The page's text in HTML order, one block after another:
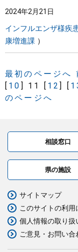
2024年2月21日
インフルエンザ様疾
康増進課
最初のページへ
[ 10 ] 11 [ 12] [
のページへ
相談窓口
県の施設
サイトマップ
このサイトの利用
個人情報の取り扱
ご意見・お問い合